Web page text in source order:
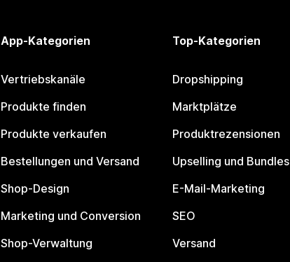
App-Kategorien
Vertriebskanäle
Produkte finden
Produkte verkaufen
Bestellungen und Versand
Shop-Design
Marketing und Conversion
Shop-Verwaltung
Top-Kategorien
Dropshipping
Marktplätze
Produktrezensionen
Upselling und Bundles
E-Mail-Marketing
SEO
Versand